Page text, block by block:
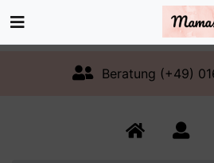
Beratung (+49)